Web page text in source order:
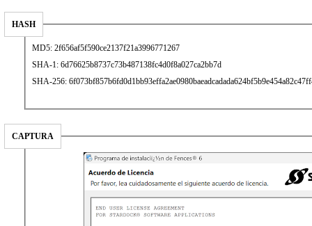
HASH
MD5: 2f656af5f590ce2137f21a3996771267
SHA-1: 6d76625b8737c73b487138fc4d0f8a027ca2bb7d
SHA-256:
CAPTURA